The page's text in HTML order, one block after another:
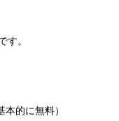
す。
的に無料）